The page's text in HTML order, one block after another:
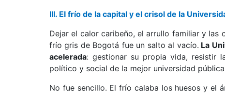
III. El frío de la capital y el crisol de la
Dejar el calor caribeño, el arrullo familiar y las
frío gris de Bogotá fue un salto al vacío. La
acelerada: gestionar su propia vida, resistir
político y social de la mejor universidad
No fue sencillo. El frío calaba los huesos y el